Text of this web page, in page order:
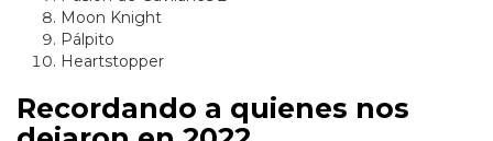
Moon Knight
Pálpito
Heartstopper
Recordando a quienes nos